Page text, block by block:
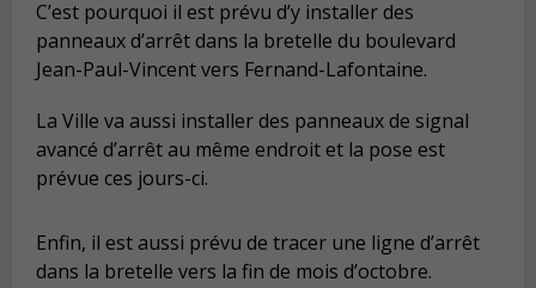
C’est pourquoi il est prévu d’y installer des
panneaux d’arrêt dans la bretelle du boulevard
Jean-Paul-Vincent vers Fernand-Lafontaine.
La Ville va aussi installer des panneaux de signal
avancé d’arrêt au même endroit et la pose est
prévue ces jours-ci.
Enfin, il est aussi prévu de tracer une ligne d’arrêt
dans la bretelle vers la fin de mois d’octobre.